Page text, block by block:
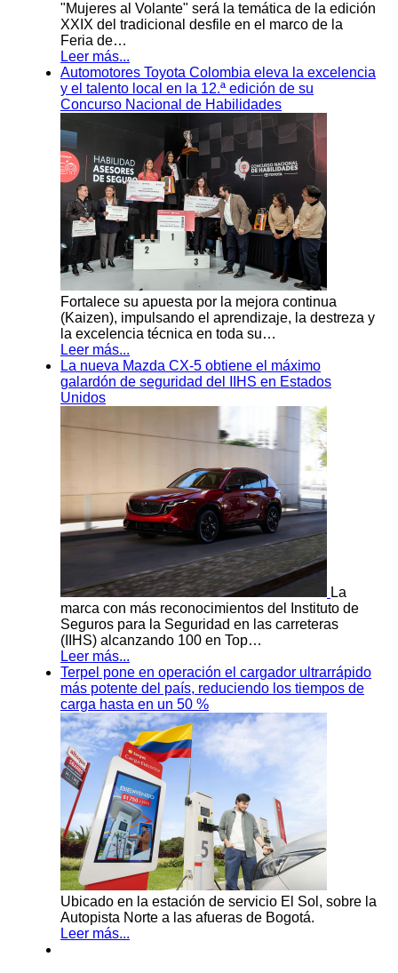
"Mujeres al Volante" será la temática de la edición
XXIX del tradicional desfile en el marco de la
Feria de…
Leer más...
Automotores Toyota Colombia eleva la excelencia
y el talento local en la 12.ª edición de su
Concurso Nacional de Habilidades
Fortalece su apuesta por la mejora continua
(Kaizen), impulsando el aprendizaje, la destreza y
la excelencia técnica en toda su…
Leer más...
La nueva Mazda CX-5 obtiene el máximo
galardón de seguridad del IIHS en Estados
Unidos
La
marca con más reconocimientos del Instituto de
Seguros para la Seguridad en las carreteras
(IIHS) alcanzando 100 en Top…
Leer más...
Terpel pone en operación el cargador ultrarrápido
más potente del país, reduciendo los tiempos de
carga hasta en un 50 %
Ubicado en la estación de servicio El Sol, sobre la
Autopista Norte a las afueras de Bogotá.
Leer más...